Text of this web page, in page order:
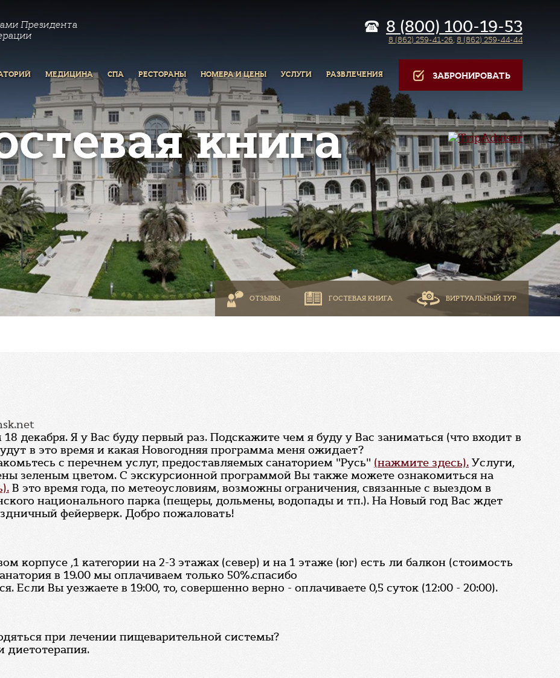
Президента
8 (800) 100-19-53
8 (862) 259-41-26, 8 (862) 259-44-44
МЕДИЦИНА СПА РЕСТОРАНЫ НОМЕРА И ЦЕНЫ УСЛУГИ РАЗВЛЕЧЕНИЯ ЗАБРОНИРОВАТЬ
книга
ОТЗЫВЫ ГОСТЕВАЯ КНИГА ВИРТУАЛЬНЫЙ ТУР
декабря. Я у Вас буду первый раз. Подскажите чем я буду у Вас заниматься (что входит в
в это время и какая Новогодняя программа меня ожидает?
с перечнем услуг, предоставляемых санаторием "Русь" (нажмите здесь).Услуги,
зеленым цветом. С экскурсионной программой Вы также можете ознакомиться на
В это время года, по метеоусловиям, возможны ограничения, связанные с выездом в
национального парка (пещеры, дольмены, водопады и тп.). На Новый год Вас ждет
фейерверк. Добро пожаловать!
корпусе ,1 категории на 2-3 этажах (север) и на 1 этаже (юг) есть ли балкон (стоимость
в 19.00 мы оплачиваем только 50%.спасибо
Если Вы уезжаете в 19:00, то, совершенно верно - оплачиваете 0,5 суток (12:00 - 20:00).
при лечении пищеварительной системы?
диетотерапия.